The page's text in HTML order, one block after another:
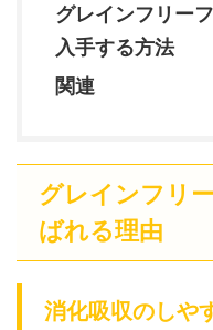
グレインフリー
入手する方法
関連
グレインフリ
ばれる理由
消化吸収のしや